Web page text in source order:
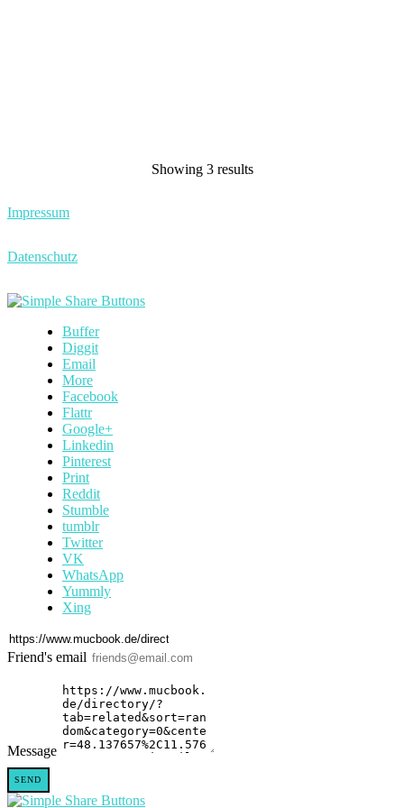
Showing 3 results
Impressum
Datenschutz
Buffer
Diggit
Email
More
Facebook
Flattr
Google+
Linkedin
Pinterest
Print
Reddit
Stumble
tumblr
Twitter
VK
WhatsApp
Yummly
Xing
Friend's email
Message
SEND